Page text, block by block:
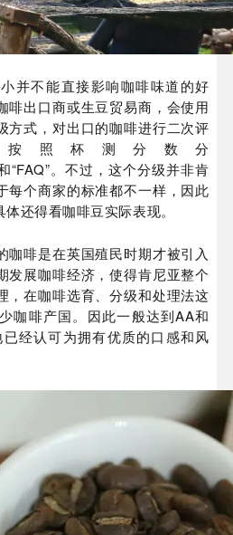
并不能直接影响咖啡味道的好
啡出口商或生豆贸易商，会使用
方式，对出口的咖啡进行二次评
照杯测分数分
“FAQ”。不过，这个分级并非肯
每个商家的标准都不一样，因此
还得看咖啡豆实际表现。
咖啡是在英国殖民时期才被引入
发展咖啡经济，使得肯尼亚整个
，在咖啡选育、分级和处理法这
咖啡产国。因此一般达到AA和
经认可为拥有优质的口感和风